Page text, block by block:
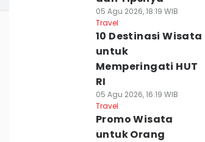
05 Agu 2026, 18:19 WIB
Travel
10 Destinasi Wisata
untuk
Memperingati HUT
RI
05 Agu 2026, 16:19 WIB
Travel
Promo Wisata
untuk Orang